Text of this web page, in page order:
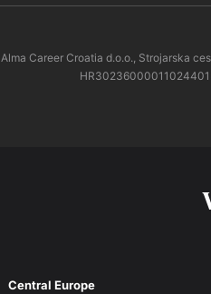
Alma Career Croatia d.o.o., Strojarska
Central Europe